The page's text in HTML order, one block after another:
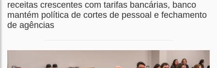
receitas crescentes com tarifas bancárias, banco
mantém política de cortes de pessoal e fechamento
de agências